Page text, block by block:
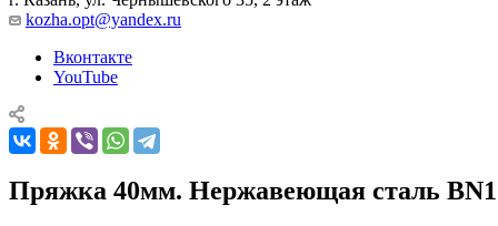
kozha.opt@yandex.ru
Вконтакте
YouTube
Пряжка 40мм. Нержавеющая сталь